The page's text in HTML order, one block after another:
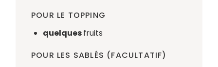
POUR LE TOPPING
quelquesfruits
POUR LES SABLÉS (FACULTATIF)